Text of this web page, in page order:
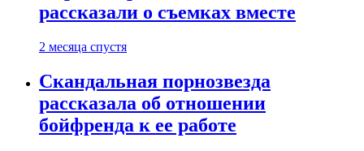
рассказали о съемках вместе
2 месяца спустя
Скандальная порнозвезда
рассказала об отношении
бойфренда к ее работе